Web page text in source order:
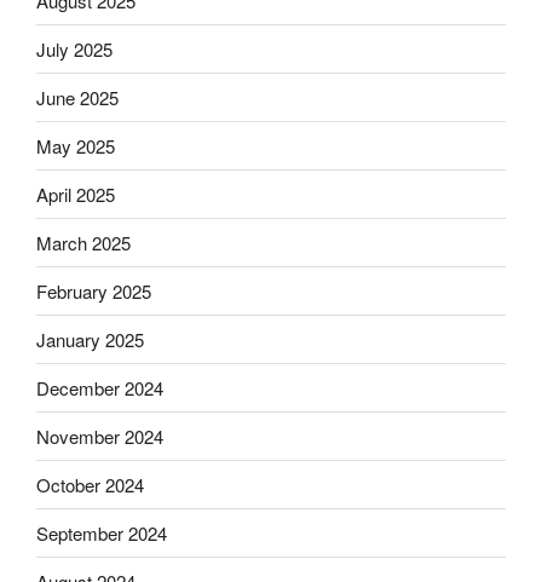
July 2025
June 2025
May 2025
April 2025
March 2025
February 2025
January 2025
December 2024
November 2024
October 2024
September 2024